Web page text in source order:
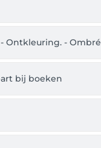
- Ontkleuring. - Ombré
bij boeken